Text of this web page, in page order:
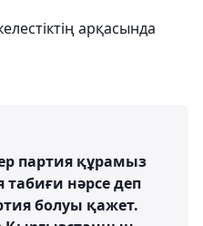
арқасында
партия құрамыз
нәрсе деп
болуы қажет.